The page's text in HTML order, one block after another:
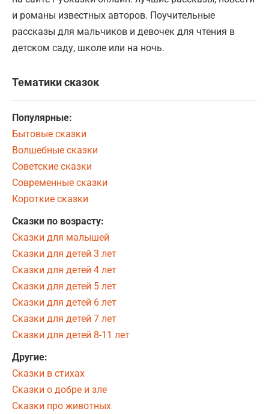
и романы известных авторов. Поучительные
рассказы для мальчиков и девочек для чтения в
детском саду, школе или на ночь.
Тематики сказок
Популярные:
Бытовые сказки
Волшебные сказки
Советские сказки
Современные сказки
Короткие сказки
Сказки по возрасту:
Сказки для малышей
Сказки для детей 3 лет
Сказки для детей 4 лет
Сказки для детей 5 лет
Сказки для детей 6 лет
Сказки для детей 7 лет
Сказки для детей 8-11 лет
Другие:
Сказки в стихах
Сказки о добре и зле
Сказки про животных